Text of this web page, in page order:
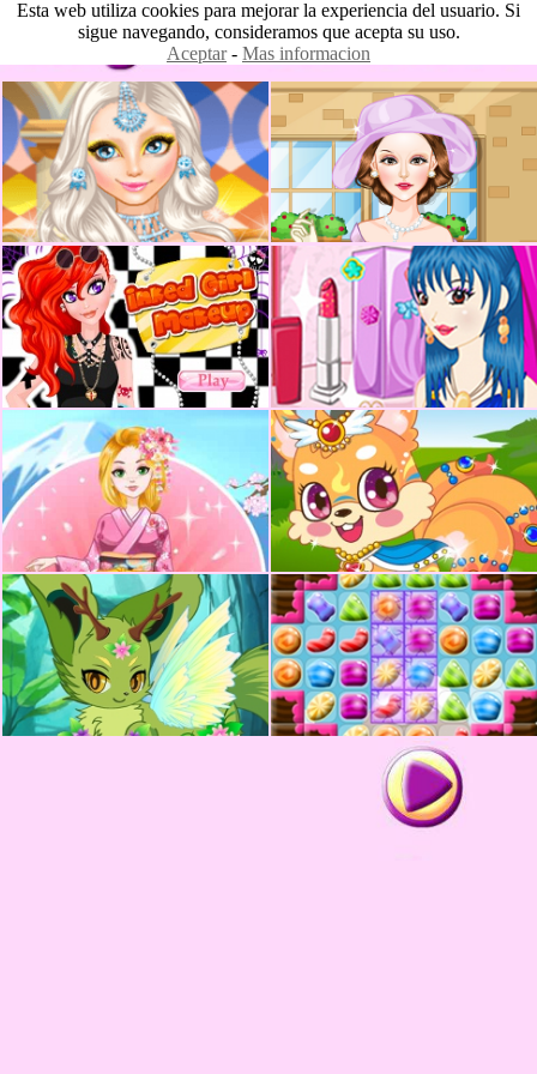
Esta web utiliza cookies para mejorar la experiencia del usuario. Si
sigue navegando, consideramos que acepta su uso.
Aceptar- Mas informacion